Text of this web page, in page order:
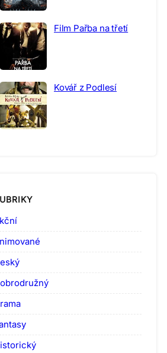
Film Pařba na třetí
Kovář z Podlesí